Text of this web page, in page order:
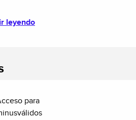
leyendo
para